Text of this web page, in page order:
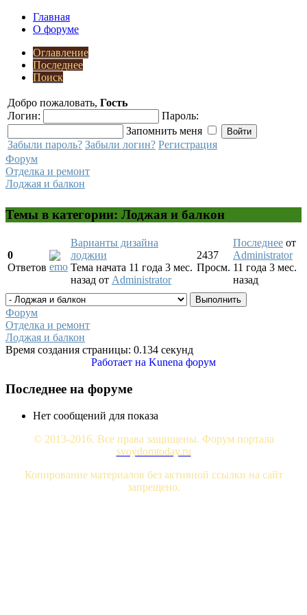
Главная
О форуме
Оглавление
Последнее
Поиск
Добро пожаловать, Гость
Логин:
Пароль:
Запомнить меня
Забыли пароль? Забыли логин? Регистрация
Форум
Отделка и ремонт
Лоджая и балкон
Темы в категории: Лоджая и балкон
0
Ответов
Варианты дизайна
лоджии
Тема начата 11 года 3 мес.
назад от Administrator
2437
Просм.
Последнее от
Administrator
11 года 3 мес.
назад
Форум
Отделка и ремонт
Лоджая и балкон
Время создания страницы: 0.134 секунд
Работает на Kunena форум
Последнее на форуме
Нет сообщений для показа
© 2013-2016. Все права защищены. Форум портала
svoydomtoday.ru
Копирование материалов без активной ссылки на сайт
запрещено.